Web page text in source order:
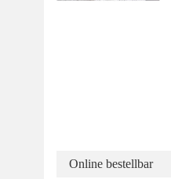
Online bestellbar